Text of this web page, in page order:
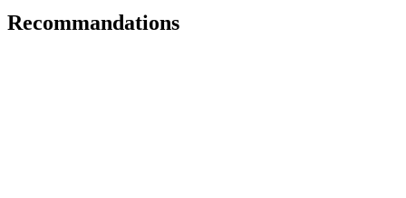
Recommandations